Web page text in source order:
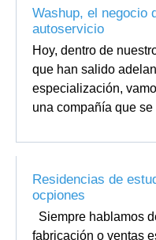
Washup, el negocio
autoservicio
Hoy, dentro de
que han salido
especialización,
una compañía que se
Residencias de
ocpiones
Siempre hablamos
fabricación o ventas